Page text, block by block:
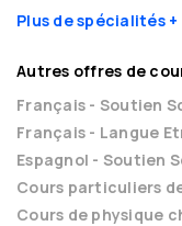
Plus de spécialités
Autres offres de
Français - Soutien
Français - Langue
Espagnol - Soutien
Cours particuliers
Cours de physique